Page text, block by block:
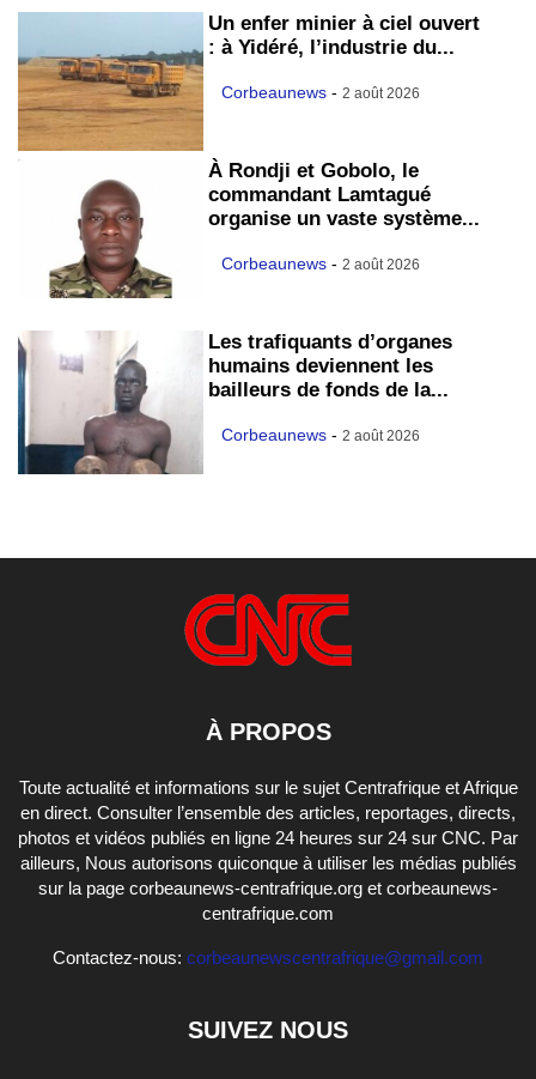
Un enfer minier à ciel ouvert
: à Yidéré, l’industrie du...
Corbeaunews - 2 août 2026
À Rondji et Gobolo, le
commandant Lamtagué
organise un vaste système...
Corbeaunews - 2 août 2026
Les trafiquants d’organes
humains deviennent les
bailleurs de fonds de la...
Corbeaunews - 2 août 2026
À PROPOS
Toute actualité et informations sur le sujet Centrafrique et Afrique
en direct. Consulter l’ensemble des articles, reportages, directs,
photos et vidéos publiés en ligne 24 heures sur 24 sur CNC. Par
ailleurs, Nous autorisons quiconque à utiliser les médias publiés
sur la page corbeaunews-centrafrique.org et corbeaunews-
centrafrique.com
Contactez-nous: corbeaunewscentrafrique@gmail.com
SUIVEZ NOUS